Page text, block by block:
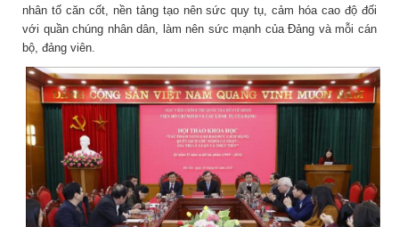
nhân tố căn cốt, nền tảng tạo nên sức quy tụ, cảm hóa cao độ đối
với quần chúng nhân dân, làm nên sức mạnh của Đảng và mỗi cán
bộ, đảng viên.